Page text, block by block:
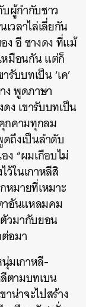
ผู้กำกับชาว
วลาไล่เลี่ยกัน
ง อี ชางดง ที่แม้
หมือนกัน แต่ก็
บบทเป็น ‘เค’
ง พูดภาษา
ง เขารับบทเป็น
กคามทุกลม
ถึงเป็นลำดับ
ง “ผมเกือบไม่
ในเกาหลีสิ
มายที่เหมาะ
าอันแหลมคม
วมากับยอน
อมา
มเกาหลี-
ตามบทเบน
น่าจะไปสร้าง